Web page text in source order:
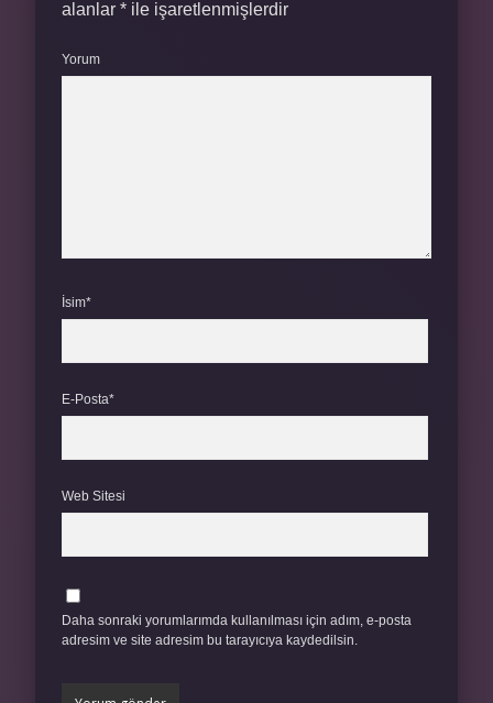
alanlar * ile işaretlenmişlerdir
Yorum
İsim*
E-Posta*
Web Sitesi
Daha sonraki yorumlarımda kullanılması için adım, e-posta
adresim ve site adresim bu tarayıcıya kaydedilsin.